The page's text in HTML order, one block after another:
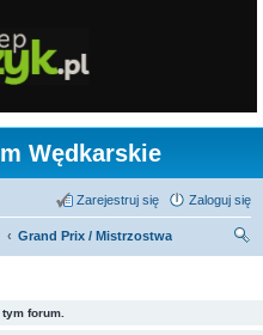
Wędkarskie
Zaloguj się
Zarejestruj się
Grand Prix / Mistrzostwa
forum.